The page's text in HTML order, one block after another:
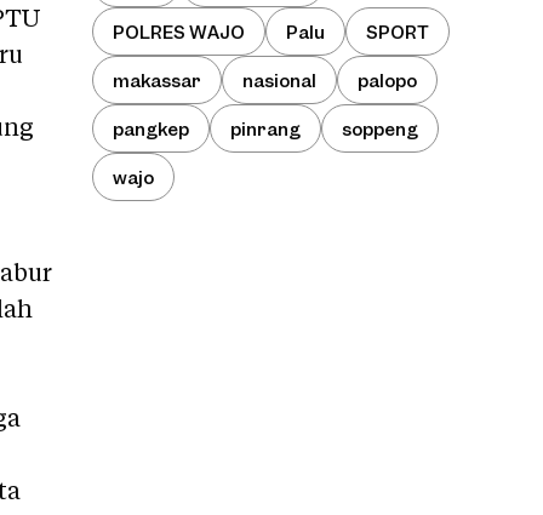
POLRES WAJO Palu SPORT
makassar nasional palopo
pangkep pinrang soppeng
wajo